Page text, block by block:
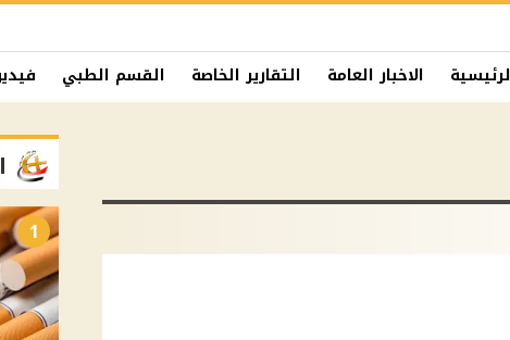
الاخبار العامة التقارير الخاصة القسم الطبي
1